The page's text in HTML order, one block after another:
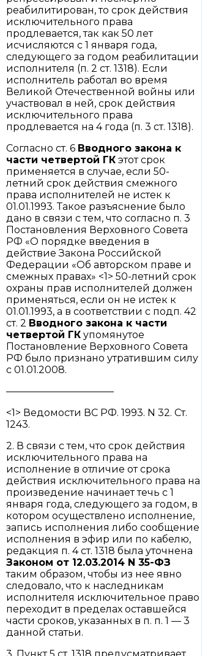
реабилитирован, то срок действия
исключительного права
продлевается, так как 50 лет
исчисляются с 1 января года,
следующего за годом реабилитации
исполнителя (п. 2 ст. 1318). Если
исполнитель работал во время
Великой Отечественной войны или
участвовал в ней, срок действия
исключительного права
продлевается на 4 года (п. 3 ст. 1318).
Согласно ст. 6 Вводного закона к
части четвертой ГК этот срок
применяется в случае, если 50-
летний срок действия смежного
права исполнителей не истек к
01.01.1993. Такое разъяснение было
дано в связи с тем, что согласно п. 3
Постановления Верховного Совета
РФ «О порядке введения в
действие Закона Российской
Федерации «Об авторском праве и
смежных правах» <1> 50-летний срок
охраны прав исполнителей должен
применяться, если он не истек к
01.01.1993, а в соответствии с подп. 42
ст. 2 Вводного закона к части
четвертой ГК упомянутое
Постановление Верховного Совета
РФ было признано утратившим силу
с 01.01.2008.
———————————
<1> Ведомости ВС РФ. 1993. N 32. Ст.
1243.
2. В связи с тем, что срок действия
исключительного права на
исполнение в отличие от срока
действия исключительного права на
произведение начинает течь с 1
января года, следующего за годом, в
котором осуществлено исполнение,
запись исполнения либо сообщение
исполнения в эфир или по кабелю,
редакция п. 4 ст. 1318 была уточнена
Законом от 12.03.2014 N 35-ФЗ
таким образом, чтобы из нее явно
следовало, что к наследникам
исполнителя исключительное право
переходит в пределах оставшейся
части сроков, указанных в п. п. 1 — 3
данной статьи.